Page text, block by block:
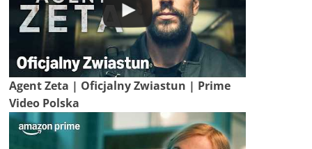
Agent Zeta | Oficjalny Zwiastun | Prime
Video Polska